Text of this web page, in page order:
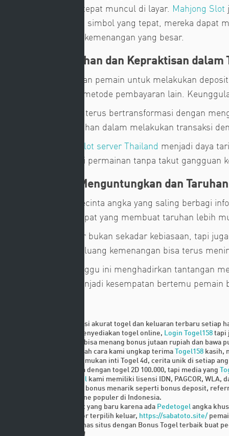
simbol-simbol yang tepat muncul di layar. Mahjong Slot
menyusun kombinasi simbol yang tepat, mereka dapat
menarik dan potensi kemenangan yang besar.
Slot 5k: Kemudahan dan Kepraktisan dalam
Slot 5k memungkinkan pemain untuk melakukan
repot menggunakan metode pembayaran lain.
Dunia hiburan online terus bertransformasi dengan
memberikan kemudahan dalam melakukan transaksi
slot server Thailand menjadi daya
bisa fokus menikmati permainan tanpa takut gangguan
Nikmati Bonus Menguntungkan dan
Banyak komunitas pecinta angka yang saling berbagi
dan opsi transaksi cepat yang membuat taruhan lebih
Menanti angka keluar bukan sekadar kebiasaan, tapi
prediksi baru agar peluang kemenangan bisa terus
Event komunitas minggu ini menghadirkan tantangan
komunitas sering menjadi kesempatan bertemu
Menawarkan prediksi akurat togel dan keluaran terbaru setiap
Kami tidak hanya menyediakan togel online, Login Togel158 tapi
bisa menang bonus jutaan rupiah dan bawa
Promosi bonus adalah cara kami ungkap terima
Togel158 kasih,
temukan inti Togel 4d, cerita unik di setiap
Permainannya sama dengan togel 2D 100.000, tapi media yang
Pedetogel kami memiliki lisensi IDN, PAGCOR, WLA,
bonus menarik seperti bonus deposit,
online populer di Indonesia.
Game ini bagus buat yang baru karena ada Pedetogel angka
Apabila kedua nomor terpilih keluar, https://sabatoto.site/
Kali ini kita akan bahas situs dengan Bonus Togel terbaik buat
saja!